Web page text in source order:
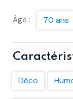
Âge : 70 ans
Déco